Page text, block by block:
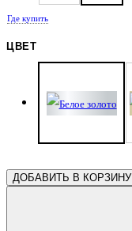
Где купить
ЦВЕТ
ДОБАВИТЬ В КОРЗИНУ